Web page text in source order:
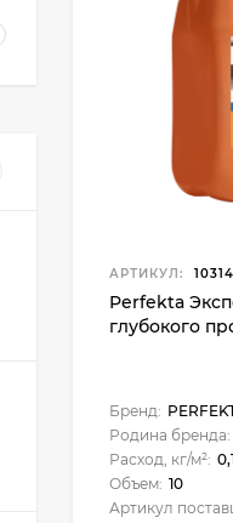
АРТИКУЛ:
Perfekta
глубокого
Бренд:
Родина бренда:
Расход, кг/м²:
Объем: 10
Артикул